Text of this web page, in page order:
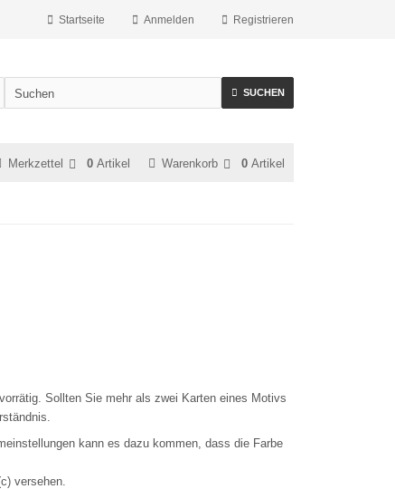
Registrieren
Anmelden
Startseite
SUCHEN
Warenkorb 0 Artikel
Merkzettel 0 Artikel
Sollten Sie mehr als zwei Karten eines Motivs
kann es dazu kommen, dass die Farbe
versehen.